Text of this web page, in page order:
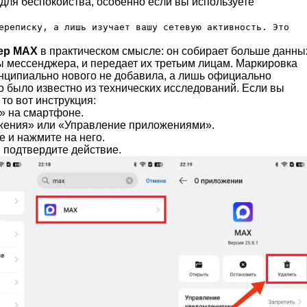
а лишь изучает вашу сетевую активность. Это
MAX в практическом смысле: он собирает больше
мессенджера, и передает их третьим лицам. Маркировка
нового не добавила, а лишь официально
было известно из технических исследований. Если вы
вот инструкция:
на смартфоне.
или «Управление приложениями».
и нажмите на него.
действие.